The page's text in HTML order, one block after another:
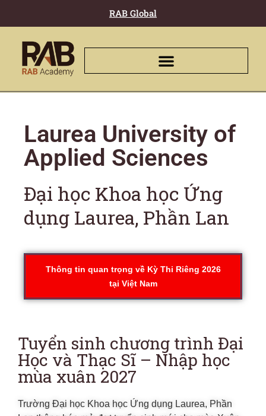
RAB Global
Laurea University of
Applied Sciences
Đại học Khoa học Ứng
dụng Laurea, Phần Lan
Thông tin quan trọng về Kỳ Thi Riêng 2026
tại Việt Nam
Tuyển sinh chương trình Đại
Học và Thạc Sĩ – Nhập học
mùa xuân 2027
Trường Đại học Khoa học Ứng dụng Laurea, Phần